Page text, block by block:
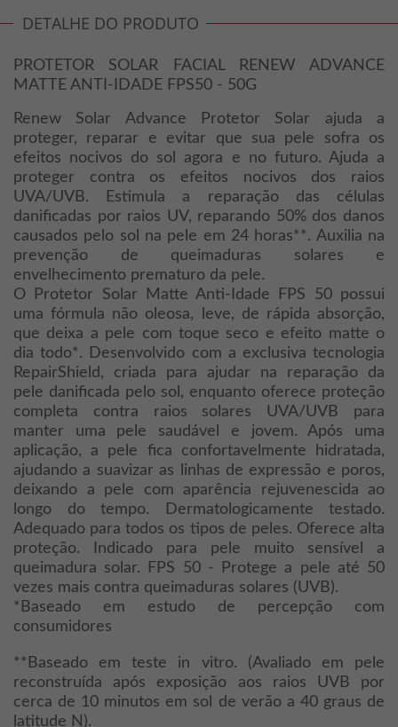
DETALHE DO PRODUTO
PROTETOR SOLAR FACIAL RENEW ADVANCE
MATTE ANTI-IDADE FPS50 - 50G
Renew Solar Advance Protetor Solar ajuda a
proteger, reparar e evitar que sua pele sofra os
efeitos nocivos do sol agora e no futuro. Ajuda a
proteger contra os efeitos nocivos dos raios
UVA/UVB. Estimula a reparação das células
danificadas por raios UV, reparando 50% dos danos
causados pelo sol na pele em 24 horas**. Auxilia na
prevenção de queimaduras solares e
envelhecimento prematuro da pele.
O Protetor Solar Matte Anti-Idade FPS 50 possui
uma fórmula não oleosa, leve, de rápida absorção,
que deixa a pele com toque seco e efeito matte o
dia todo*. Desenvolvido com a exclusiva tecnologia
RepairShield, criada para ajudar na reparação da
pele danificada pelo sol, enquanto oferece proteção
completa contra raios solares UVA/UVB para
manter uma pele saudável e jovem. Após uma
aplicação, a pele fica confortavelmente hidratada,
ajudando a suavizar as linhas de expressão e poros,
deixando a pele com aparência rejuvenescida ao
longo do tempo. Dermatologicamente testado.
Adequado para todos os tipos de peles. Oferece alta
proteção. Indicado para pele muito sensível a
queimadura solar. FPS 50 - Protege a pele até 50
vezes mais contra queimaduras solares (UVB).
*Baseado em estudo de percepção com
consumidores
**Baseado em teste in vitro. (Avaliado em pele
reconstruída após exposição aos raios UVB por
cerca de 10 minutos em sol de verão a 40 graus de
latitude N).